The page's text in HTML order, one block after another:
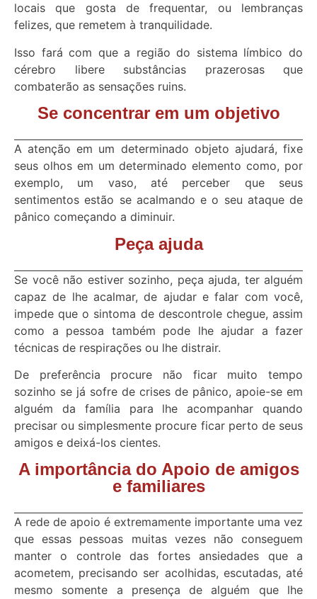
locais que gosta de frequentar, ou lembranças
felizes, que remetem à tranquilidade.
Isso fará com que a região do sistema límbico do
cérebro libere substâncias prazerosas que
combaterão as sensações ruins.
Se concentrar em um objetivo
A atenção em um determinado objeto ajudará, fixe
seus olhos em um determinado elemento como, por
exemplo, um vaso, até perceber que seus
sentimentos estão se acalmando e o seu ataque de
pânico começando a diminuir.
Peça ajuda
Se você não estiver sozinho, peça ajuda, ter alguém
capaz de lhe acalmar, de ajudar e falar com você,
impede que o sintoma de descontrole chegue, assim
como a pessoa também pode lhe ajudar a fazer
técnicas de respirações ou lhe distrair.
De preferência procure não ficar muito tempo
sozinho se já sofre de crises de pânico, apoie-se em
alguém da família para lhe acompanhar quando
precisar ou simplesmente procure ficar perto de seus
amigos e deixá-los cientes.
A importância do Apoio de amigos
e familiares
A rede de apoio é extremamente importante uma vez
que essas pessoas muitas vezes não conseguem
manter o controle das fortes ansiedades que a
acometem, precisando ser acolhidas, escutadas, até
mesmo somente a presença de alguém que lhe